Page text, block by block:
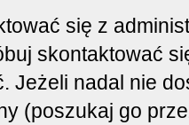
się z
skontaktować
Jeżeli nadal nie
(poszukaj go